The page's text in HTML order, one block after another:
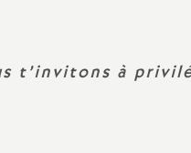
t’invitons à